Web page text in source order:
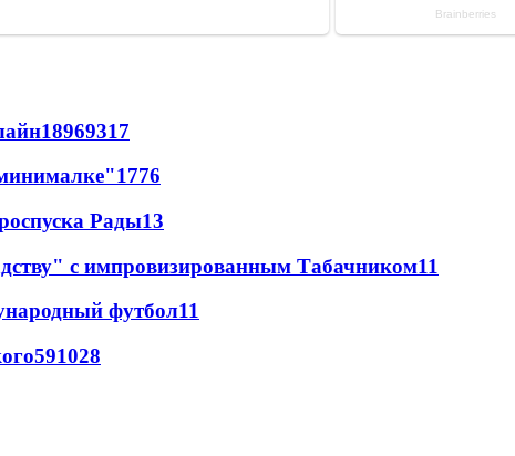
18969317
1776
Рады13
с импровизированным Табачником11
футбол11
591028